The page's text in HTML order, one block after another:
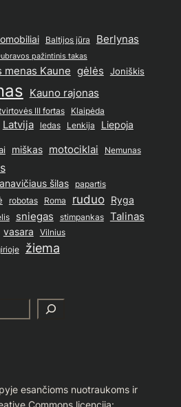
Baltijos jūra
Berlynas
pažintinis takas
menas Kaune gėlės Joniškis
Kauno rajonas
III fortas Klaipėda
Latvija ledas Lenkija Liepoja
miškas motociklai Nemunas
šilas papartis
robotas Roma ruduo Ryga
sniegas stimpankas Talinas
vasara Vilnius
žiema
esančioms nuotraukoms ir